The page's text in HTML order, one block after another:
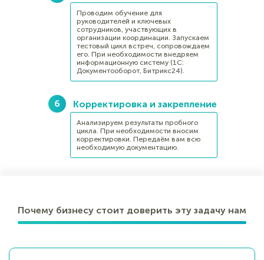
Проводим обучение для
руководителей и ключевых
сотрудников, участвующих в
организации координации. Запускаем
тестовый цикл встреч, сопровождаем
его. При необходимости внедряем
информационную систему (1С:
Документооборот, Битрикс24).
Корректировка и закрепление
Анализируем результаты пробного
цикла. При необходимости вносим
корректировки. Передаём вам всю
необходимую документацию.
Почему бизнесу стоит доверить эту задачу нам